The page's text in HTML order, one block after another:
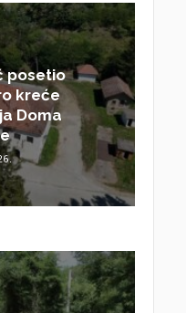
posetio
kreće
Doma